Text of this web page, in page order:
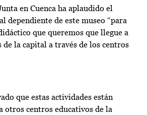
en Cuenca ha aplaudido el
dependiente de este museo “para
que queremos que llegue a
de la capital a través de los centros
que estas actividades están
otros centros educativos de la